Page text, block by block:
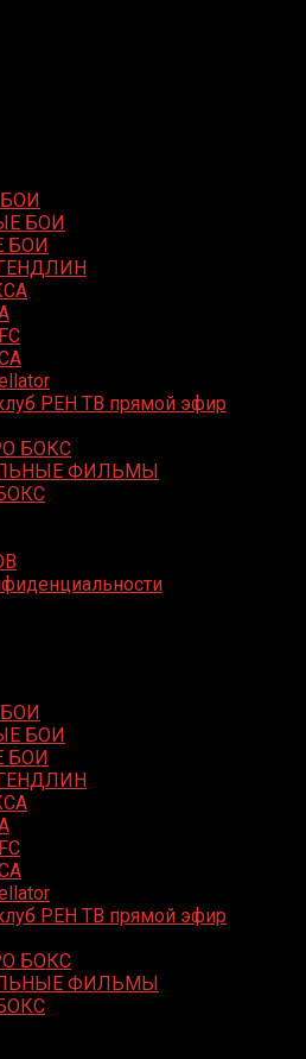
БОИ
БОИ
РЕН ТВ прямой эфир
БОКС
ФИЛЬМЫ
БОИ
БОИ
РЕН ТВ прямой эфир
БОКС
ФИЛЬМЫ